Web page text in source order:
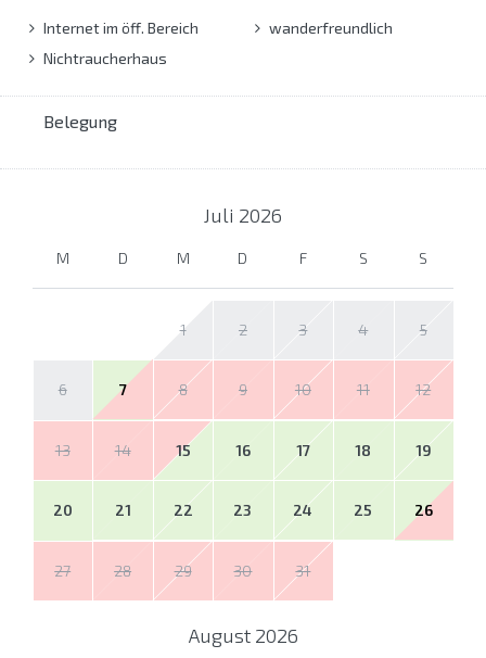
Internet im öff. Bereich
Nichtraucherhaus
wanderfreundlich
Belegung
Juli 2026
M D M D F S S
1 2 3 4 5
6 7 8 9 10 11 12
13 14 15 16 17 18 19
20 21 22 23 24 25 26
27 28 29 30 31
August 2026